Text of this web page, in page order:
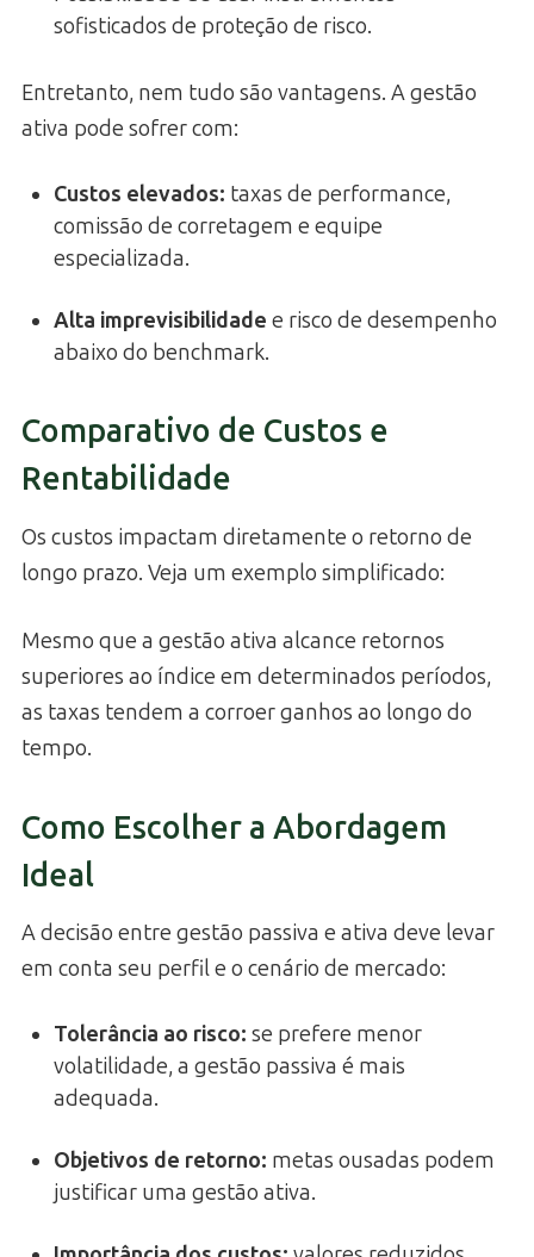
sofisticados de proteção de risco.
Entretanto, nem tudo são vantagens. A gestão
ativa pode sofrer com:
Custos elevados: taxas de performance,
comissão de corretagem e equipe
especializada.
Alta imprevisibilidade e risco de desempenho
abaixo do benchmark.
Comparativo de Custos e
Rentabilidade
Os custos impactam diretamente o retorno de
longo prazo. Veja um exemplo simplificado:
Mesmo que a gestão ativa alcance retornos
superiores ao índice em determinados períodos,
as taxas tendem a corroer ganhos ao longo do
tempo.
Como Escolher a Abordagem
Ideal
A decisão entre gestão passiva e ativa deve levar
em conta seu perfil e o cenário de mercado:
Tolerância ao risco: se prefere menor
volatilidade, a gestão passiva é mais
adequada.
Objetivos de retorno: metas ousadas podem
justificar uma gestão ativa.